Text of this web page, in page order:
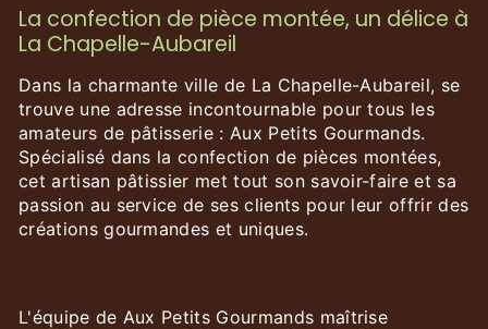
La confection de pièce montée, un délice à
La Chapelle-Aubareil
Dans la charmante ville de La Chapelle-Aubareil, se
trouve une adresse incontournable pour tous les
amateurs de pâtisserie : Aux Petits Gourmands.
Spécialisé dans la confection de pièces montées,
cet artisan pâtissier met tout son savoir-faire et sa
passion au service de ses clients pour leur offrir des
créations gourmandes et uniques.
L'équipe de Aux Petits Gourmands maîtrise